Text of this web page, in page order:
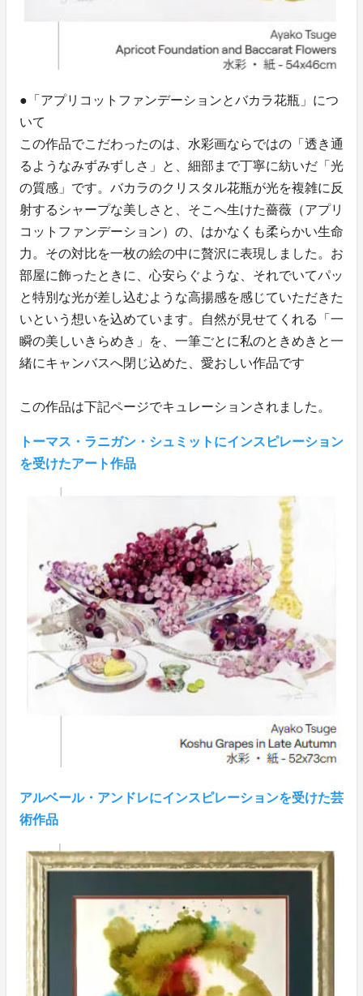
●「アプリコットファンデーションとバカラ花瓶」につ
いて
この作品でこだわったのは、水彩画ならではの「透き通
るようなみずみずしさ」と、細部まで丁寧に紡いだ「光
の質感」です。バカラのクリスタル花瓶が光を複雑に反
射するシャープな美しさと、そこへ生けた薔薇（アプリ
コットファンデーション）の、はかなくも柔らかい生命
力。その対比を一枚の絵の中に贅沢に表現しました。お
部屋に飾ったときに、心安らぐような、それでいてパッ
と特別な光が差し込むような高揚感を感じていただきた
いという想いを込めています。自然が見せてくれる「一
瞬の美しいきらめき」を、一筆ごとに私のときめきと一
緒にキャンバスへ閉じ込めた、愛おしい作品です
この作品は下記ページでキュレーションされました。
トーマス・ラニガン・シュミットにインスピレーション
を受けたアート作品
アルベール・アンドレにインスピレーションを受けた芸
術作品